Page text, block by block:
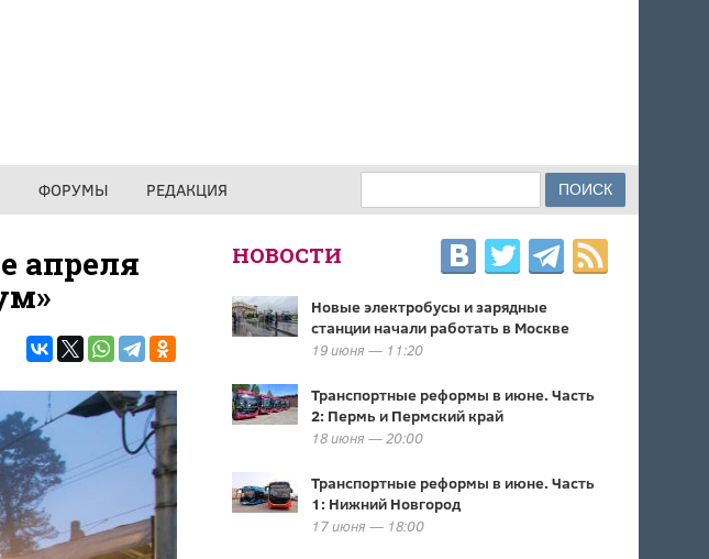
ФОРУМЫ РЕДАКЦИЯ ФОРМА ПОИСКА
апреля
НОВОСТИ
Новые электробусы и зарядные
станции начали работать в Москве
19 июня — 11:20
Транспортные реформы в июне. Часть
2: Пермь и Пермский край
18 июня — 20:00
Транспортные реформы в июне. Часть
1: Нижний Новгород
17 июня — 18:00